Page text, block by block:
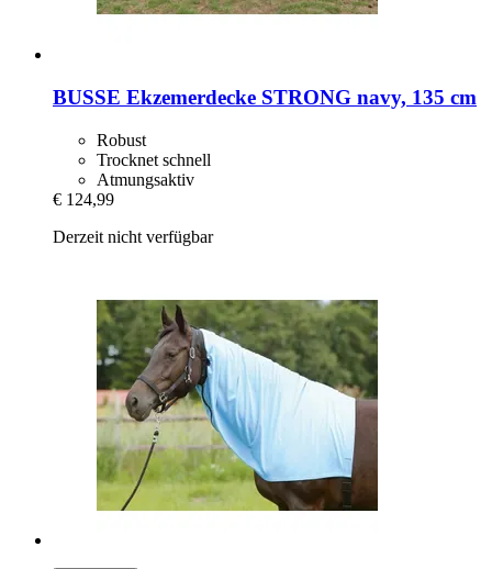
BUSSE Ekzemerdecke STRONG navy, 135 cm
Robust
Trocknet schnell
Atmungsaktiv
€ 124,99
Derzeit nicht verfügbar